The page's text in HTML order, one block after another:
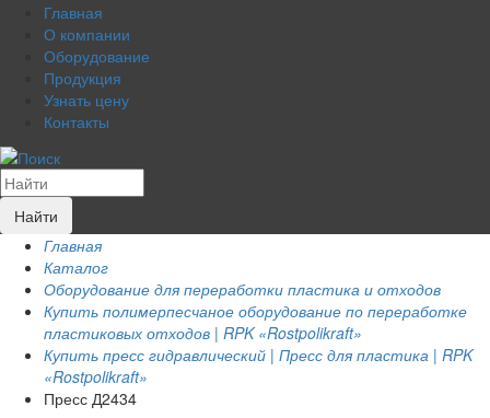
Главная
О компании
Оборудование
Продукция
Узнать цену
Контакты
Главная
Каталог
Оборудование для переработки пластика и отходов
Купить полимерпесчаное оборудование по переработке
пластиковых отходов | RPK «Rostpolikraft»
Купить пресс гидравлический | Пресс для пластика | RPK
«Rostpolikraft»
Пресс Д2434